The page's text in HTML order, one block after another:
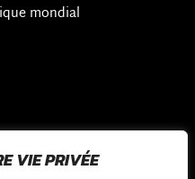
VIE PRIVÉE
mondial